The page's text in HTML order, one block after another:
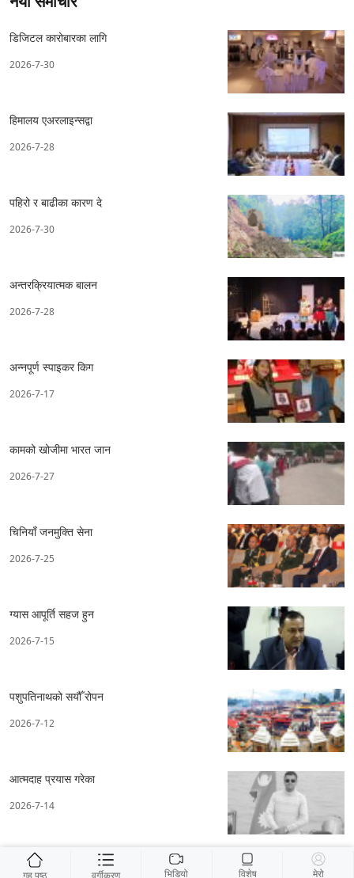
डिजिटल कारोबारका लागि
2026-7-30
हिमालय एअरलाइन्सद्वा
2026-7-28
पहिरो र बाढीका कारण दे
2026-7-30
अन्तरक्रियात्मक बालन
2026-7-28
अन्नपूर्ण स्पाइकर किग
2026-7-17
कामको खोजीमा भारत जान
2026-7-27
चिनियाँ जनमुक्ति सेना
2026-7-25
ग्यास आपूर्ति सहज हुन
2026-7-15
पशुपतिनाथको सयौँ रोपन
2026-7-12
आत्मदाह प्रयास गरेका
2026-7-14
गृह पृष्ठ वर्गीकरण भिडियो विशेष मेरो